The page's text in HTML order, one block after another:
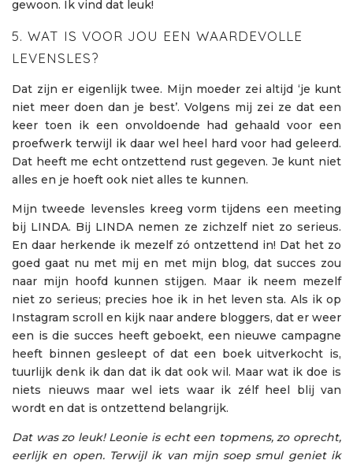
gewoon. Ik vind dat leuk!
5. WAT IS VOOR JOU EEN WAARDEVOLLE
LEVENSLES?
Dat zijn er eigenlijk twee. Mijn moeder zei altijd ‘je kunt
niet meer doen dan je best’. Volgens mij zei ze dat een
keer toen ik een onvoldoende had gehaald voor een
proefwerk terwijl ik daar wel heel hard voor had geleerd.
Dat heeft me echt ontzettend rust gegeven. Je kunt niet
alles en je hoeft ook niet alles te kunnen.
Mijn tweede levensles kreeg vorm tijdens een meeting
bij LINDA. Bij LINDA nemen ze zichzelf niet zo serieus.
En daar herkende ik mezelf zó ontzettend in! Dat het zo
goed gaat nu met mij en met mijn blog, dat succes zou
naar mijn hoofd kunnen stijgen. Maar ik neem mezelf
niet zo serieus; precies hoe ik in het leven sta. Als ik op
Instagram scroll en kijk naar andere bloggers, dat er weer
een is die succes heeft geboekt, een nieuwe campagne
heeft binnen gesleept of dat een boek uitverkocht is,
tuurlijk denk ik dan dat ik dat ook wil. Maar wat ik doe is
niets nieuws maar wel iets waar ik zélf heel blij van
wordt en dat is ontzettend belangrijk.
Dat was zo leuk! Leonie is echt een topmens, zo oprecht,
eerlijk en open. Terwijl ik van mijn soep smul geniet ik